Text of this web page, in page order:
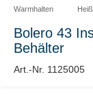
Warmhalten
Bolero 43
Behälter
Art.-Nr. 1125005